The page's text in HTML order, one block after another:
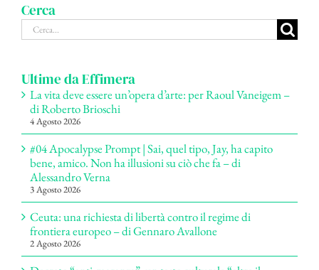
Cerca
Cerca
per:
Ultime da Effimera
La vita deve essere un’opera d’arte: per Raoul Vaneigem –
di Roberto Brioschi
4 Agosto 2026
#04 Apocalypse Prompt | Sai, quel tipo, Jay, ha capito
bene, amico. Non ha illusioni su ciò che fa – di
Alessandro Verna
3 Agosto 2026
Ceuta: una richiesta di libertà contro il regime di
frontiera europeo – di Gennaro Avallone
2 Agosto 2026